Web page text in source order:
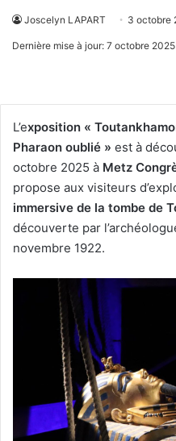
Joscelyn LAPART 3 octobre
Dernière mise à jour: 7 octobre 2025
L’exposition «
Pharaon oublié » est à
octobre 2025 à Metz
propose aux visiteurs
immersive de la tombe de
découverte par
novembre 1922.